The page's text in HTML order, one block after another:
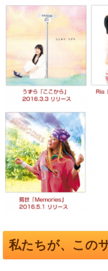
私たちが、この